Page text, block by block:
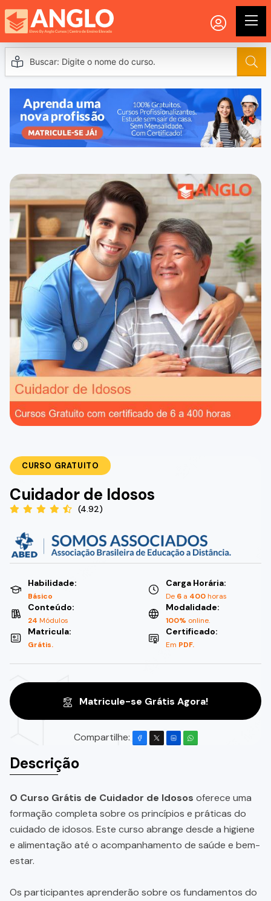
CURSO GRATUITO
Cuidador de Idosos
(4.92)
Habilidade:
Básico
Carga Horária:
De 6 a 400horas
Conteúdo:
24 Módulos
Modalidade:
100% online.
Matricula:
Grátis.
Certificado:
Em PDF.
Matricule-se Grátis Agora!
Compartilhe:
Descrição
O Curso Grátis de Cuidador de Idosos oferece uma
formação completa sobre os princípios e práticas do
cuidado de idosos. Este curso abrange desde a higiene
e alimentação até o acompanhamento de saúde e bem-
estar.
Os participantes aprenderão sobre os fundamentos do